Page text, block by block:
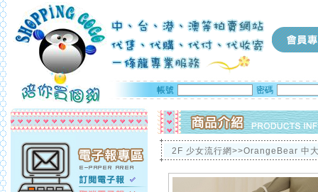
帳號 密碼
2F 少女流行網>>OrangeBear 中